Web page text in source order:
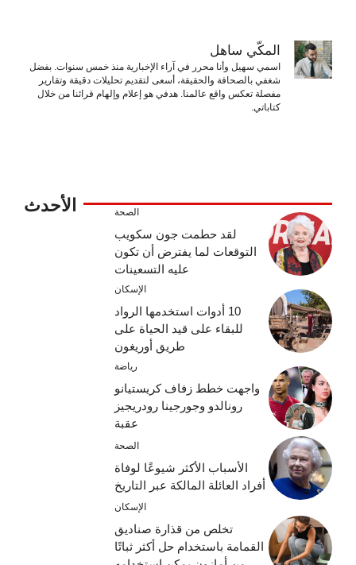
المكّي ساهل
اسمي سهيل وأنا محرر في آراء الإخبارية منذ خمس سنوات. بفضل
شغفي بالصحافة والحقيقة، أسعى لتقديم تحليلات دقيقة وتقارير
مفصلة تعكس واقع عالمنا. هدفي هو إعلام وإلهام قرائنا من خلال
كتاباتي.
الأحدث الصحة
لقد حطمت جون سكويب
التوقعات لما يفترض أن تكون
عليه التسعينات
الإسكان
10 أدوات استخدمها الرواد
للبقاء على قيد الحياة على
طريق أوريغون
رياضة
واجهت خطط زفاف كريستيانو
رونالدو وجورجينا رودريجيز
عقبة
الصحة
الأسباب الأكثر شيوعًا لوفاة
أفراد العائلة المالكة عبر التاريخ
الإسكان
تخلص من قذارة صناديق
القمامة باستخدام حل أكثر ثباتًا